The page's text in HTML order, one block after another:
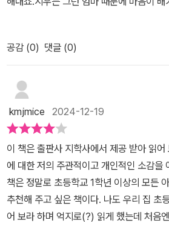
==========꼭두각시 인형 피노키오나
천사 만날 때는나도 데려가 주렴피아노 치
바쁜데너는 언제나 놀기만 하니말썽쟁이
에 오늘밤에 나타나내 얘기 좀 잘 해줄 수
===============잔소리 대마왕 엄
이 없는 시우는 늘 사랑에 목마를 수 밖에
를 걱정해서 그러는 거라고 위로의 말을
었어요.그러던 어느 날, 학교에서 '*** 참아
활동을 하게 되고, 시우는 엄마의 잔소리
요, 웬일인지 엄마는 시우의 마음을 헤아
엄마와 시우의 관계는 어떻게 되었을까요
공감 (0) 댓글 (0)
kmjmice 2024-12-19
이 책은 출판사 지학사에서 제공 받아 읽
에 대한 저의 주관적이고 개인적인 소감을
책은 정말로 초등학교 1학년 이상의 모든
추천해 주고 싶은 책이다. 나도 우리 집 초
어 보라 하며 억지로(?) 읽게 했는데 처음